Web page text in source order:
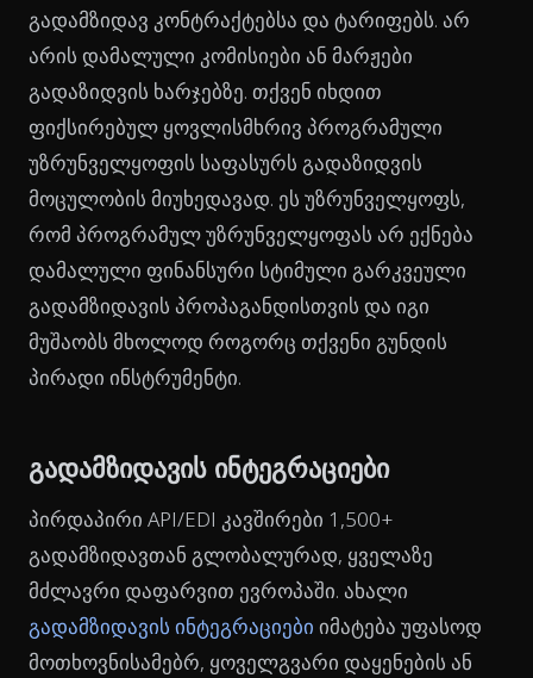
გადამზიდავ კონტრაქტებსა და ტარიფებს. არ
არის დამალული კომისიები ან მარჟები
გადაზიდვის ხარჯებზე. თქვენ იხდით
ფიქსირებულ ყოვლისმხრივ პროგრამული
უზრუნველყოფის საფასურს გადაზიდვის
მოცულობის მიუხედავად. ეს უზრუნველყოფს,
რომ პროგრამულ უზრუნველყოფას არ ექნება
დამალული ფინანსური სტიმული გარკვეული
გადამზიდავის პროპაგანდისთვის და იგი
მუშაობს მხოლოდ როგორც თქვენი გუნდის
პირადი ინსტრუმენტი.
გადამზიდავის ინტეგრაციები
პირდაპირი API/EDI კავშირები 1,500+
გადამზიდავთან გლობალურად, ყველაზე
მძლავრი დაფარვით ევროპაში. ახალი
გადამზიდავის ინტეგრაციები იმატება უფასოდ
მოთხოვნისამებრ, ყოველგვარი დაყენების ან